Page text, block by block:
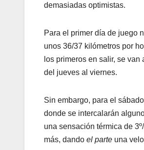
demasiadas optimistas.
Para el primer día de juego
unos 36/37 kilómetros por
los primeros en salir, se
del jueves al viernes.
Sin embargo, para el
donde se intercalarán
una sensación térmica de
más, dando el parte una